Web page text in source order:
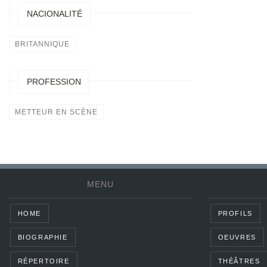
NACIONALITÉ
BRITANNIQUE
PROFESSION
METTEUR EN SCÈNE
MENU
HOME
BIOGRAPHIE
RÉPERTOIRE
PROFILS
OEUVRES
THÉÂTRES